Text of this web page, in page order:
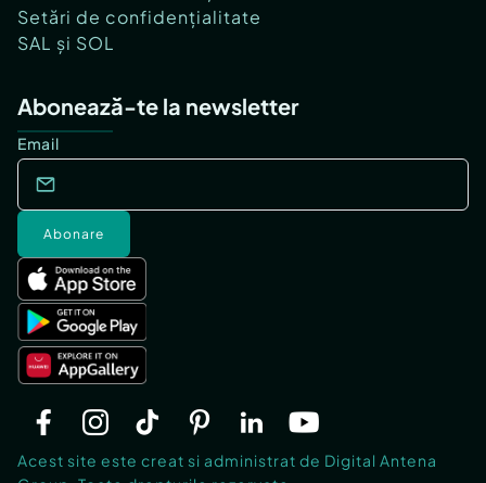
Setări de confidențialitate
SAL și SOL
Abonează-te la newsletter
Email
Abonare
Acest site este creat si administrat de Digital Antena